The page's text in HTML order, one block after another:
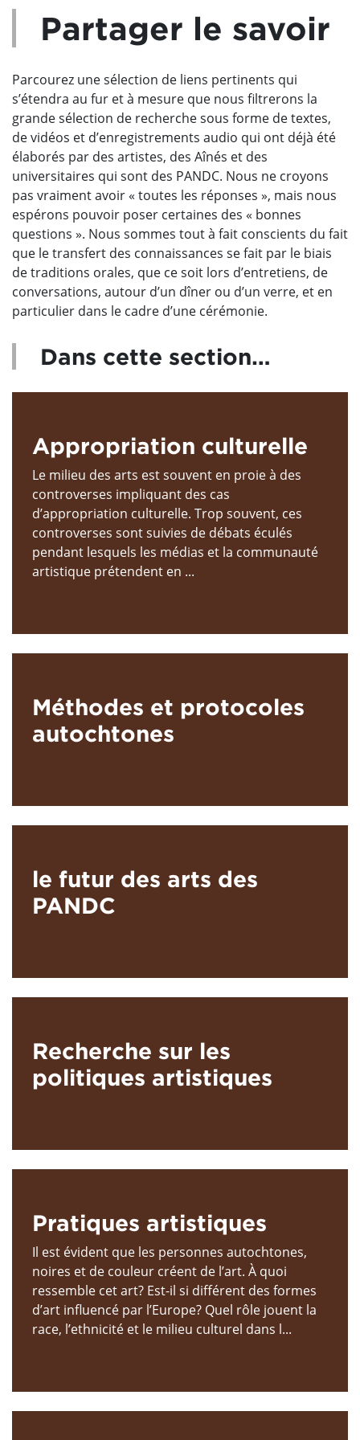
Partager le savoir
Parcourez une sélection de liens pertinents qui
s’étendra au fur et à mesure que nous filtrerons la
grande sélection de recherche sous forme de textes,
de vidéos et d’enregistrements audio qui ont déjà été
élaborés par des artistes, des Aînés et des
universitaires qui sont des PANDC. Nous ne croyons
pas vraiment avoir « toutes les réponses », mais nous
espérons pouvoir poser certaines des « bonnes
questions ». Nous sommes tout à fait conscients du fait
que le transfert des connaissances se fait par le biais
de traditions orales, que ce soit lors d’entretiens, de
conversations, autour d’un dîner ou d’un verre, et en
particulier dans le cadre d’une cérémonie.
Dans cette section…
Appropriation culturelle
Le milieu des arts est souvent en proie à des
controverses impliquant des cas
d’appropriation culturelle. Trop souvent, ces
controverses sont suivies de débats éculés
pendant lesquels les médias et la communauté
artistique prétendent en ...
Méthodes et protocoles
autochtones
le futur des arts des
PANDC
Recherche sur les
politiques artistiques
Pratiques artistiques
Il est évident que les personnes autochtones,
noires et de couleur créent de l’art. À quoi
ressemble cet art? Est-il si différent des formes
d’art influencé par l’Europe? Quel rôle jouent la
race, l’ethnicité et le milieu culturel dans l...